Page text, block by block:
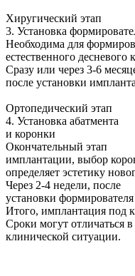
Хиругический этап
3. Установка
Необходима для
естественного десневого
Сразу или через 3-6
после установки
Ортопедический этап
4. Установка абатмента
и коронки
Окончательный этап
имплантации, выбор
определяет эстетику
Через 2-4 недели, после
установки формирователя
Итого, имплантация под
Сроки могут отличаться
клинической ситуации.